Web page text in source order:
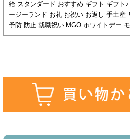
給 スタンダード おすすめ ギフト ギフト
ージーランド お礼 お祝い お返し 手土産
予防 防止 就職祝い MGO ホワイトデー